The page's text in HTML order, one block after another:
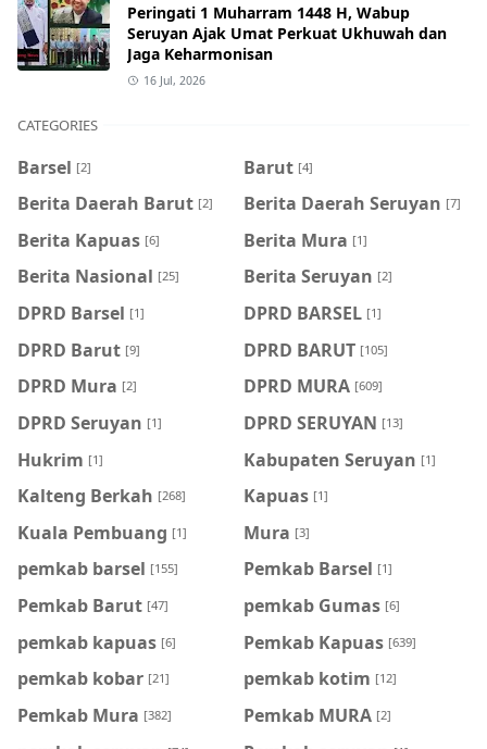
Peringati 1 Muharram 1448 H, Wabup
Seruyan Ajak Umat Perkuat Ukhuwah dan
Jaga Keharmonisan
16 Jul, 2026
CATEGORIES
Barsel [2] Barut [4]
Berita Daerah Barut [2] Berita Daerah Seruyan [7]
Berita Kapuas [6] Berita Mura [1]
Berita Nasional [25] Berita Seruyan [2]
DPRD Barsel [1] DPRD BARSEL [1]
DPRD Barut [9] DPRD BARUT [105]
DPRD Mura [2] DPRD MURA [609]
DPRD Seruyan [1] DPRD SERUYAN [13]
Hukrim [1] Kabupaten Seruyan [1]
Kalteng Berkah [268] Kapuas [1]
Kuala Pembuang [1] Mura [3]
pemkab barsel [155] Pemkab Barsel [1]
Pemkab Barut [47] pemkab Gumas [6]
pemkab kapuas [6] Pemkab Kapuas [639]
pemkab kobar [21] pemkab kotim [12]
Pemkab Mura [382] Pemkab MURA [2]